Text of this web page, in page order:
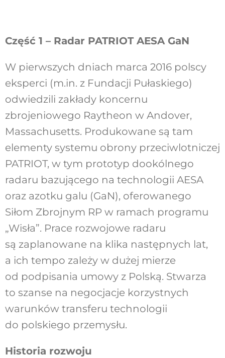
Część 1 – Radar PATRIOT AESA GaN
W pierwszych dniach marca 2016 polscy
eksperci (m.in. z Fundacji Pułaskiego)
odwiedzili zakłady koncernu
zbrojeniowego Raytheon w Andover,
Massachusetts. Produkowane są tam
elementy systemu obrony przeciwlotniczej
PATRIOT, w tym prototyp dookólnego
radaru bazującego na technologii AESA
oraz azotku galu (GaN), oferowanego
Siłom Zbrojnym RP w ramach programu
„Wisła”. Prace rozwojowe radaru
są zaplanowane na klika następnych lat,
a ich tempo zależy w dużej mierze
od podpisania umowy z Polską. Stwarza
to szanse na negocjacje korzystnych
warunków transferu technologii
do polskiego przemysłu.
Historia rozwoju